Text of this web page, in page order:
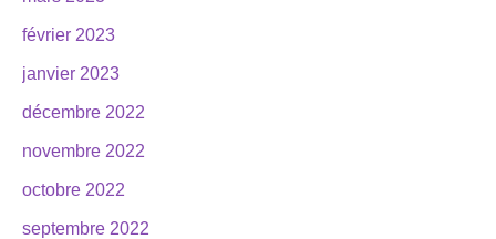
février 2023
janvier 2023
décembre 2022
novembre 2022
octobre 2022
septembre 2022